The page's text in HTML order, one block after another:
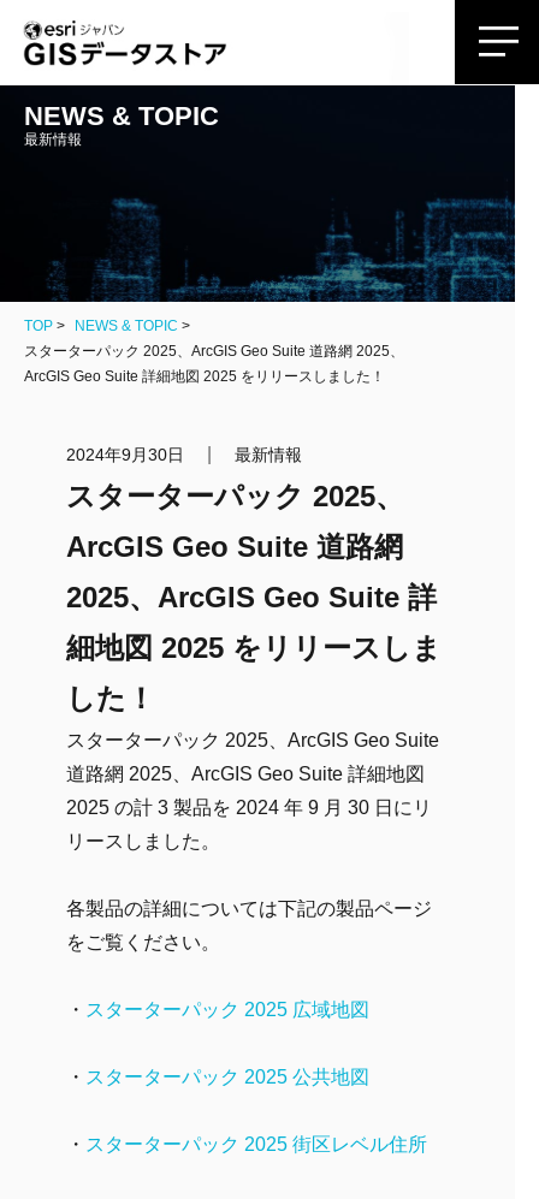
NEWS & TOPIC
最新情報
TOP
NEWS & TOPIC
スターターパック 2025、ArcGIS Geo Suite 道路網 2025、
ArcGIS Geo Suite 詳細地図 2025 をリリースしました！
2024年9月30日 最新情報
スターターパック 2025、
ArcGIS Geo Suite 道路網
2025、ArcGIS Geo Suite 詳
細地図 2025 をリリースしま
した！
スターターパック 2025、ArcGIS Geo Suite
道路網 2025、ArcGIS Geo Suite 詳細地図
2025 の計 3 製品を 2024 年 9 月 30 日にリ
リースしました。
各製品の詳細については下記の製品ページ
をご覧ください。
・ スターターパック 2025 広域地図
・ スターターパック 2025 公共地図
・ スターターパック 2025 街区レベル住所